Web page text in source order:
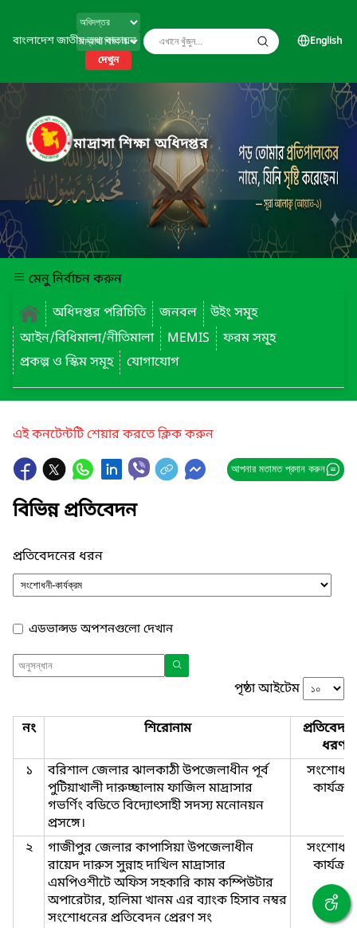
বাংলাদেশ জাতীয় তথ্য বাতায়ন
দেখুন
English
মাদ্রাসা শিক্ষা অধিদপ্তর
মেনু নির্বাচন করুন
অধিদপ্তর পরিচিতি
জনবল
উইং সমূ্হ
আইন/বিধিমালা/নীতিমালা
MEMIS
ফরম সমূ্হ
প্রকল্প ও স্কিম সমূহ
যোগাযোগ
এই কনটেন্টটি শেয়ার করতে ক্লিক করুন
আপনার মতামত প্রদান করুন
বিভিন্ন প্রতিবেদন
প্রতিবেদনের ধরন
এডভান্সড অপশনগুলো দেখান
পৃষ্ঠা আইটেম
নং শিরোনাম
ধরণ
১
বরিশাল জেলার ঝালকাঠী উপজেলাধীন পূর্ব
পুটিয়াখালী দারুচ্ছালাম ফাজিল মাদ্রাসার
গভর্ণিং বডিতে বিদ্যোৎসাহী সদস্য মনোনয়ন
প্রসঙ্গে।
কার্যক্রম
২
গাজীপুর জেলার কাপাসিয়া উপজেলাধীন
রায়েদ দারুস সুন্নাহ দাখিল মাদ্রাসার
এমপিওশীটে অফিস সহকারি কাম কম্পিউটার
অপারেটার, হালিমা খানম এর ব্যাংক হিসাব নম্বর
সংশোধনের প্রতিবেদন প্রেরণ সং
কার্যক্রম